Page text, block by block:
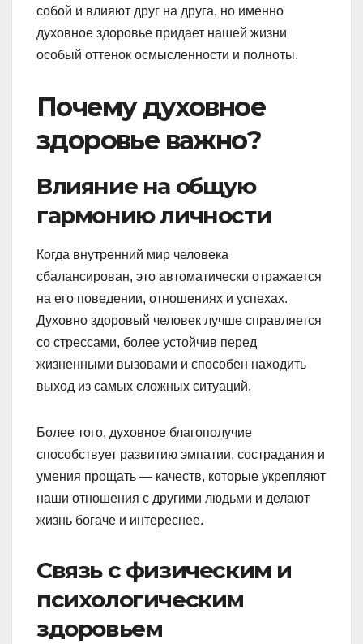
собой и влияют друг на друга, но именно
духовное здоровье придает нашей жизни
особый оттенок осмысленности и полноты.
Почему духовное
здоровье важно?
Влияние на общую
гармонию личности
Когда внутренний мир человека
сбалансирован, это автоматически отражается
на его поведении, отношениях и успехах.
Духовно здоровый человек лучше справляется
со стрессами, более устойчив перед
жизненными вызовами и способен находить
выход из самых сложных ситуаций.
Более того, духовное благополучие
способствует развитию эмпатии, сострадания и
умения прощать — качеств, которые укрепляют
наши отношения с другими людьми и делают
жизнь богаче и интереснее.
Связь с физическим и
психологическим
здоровьем